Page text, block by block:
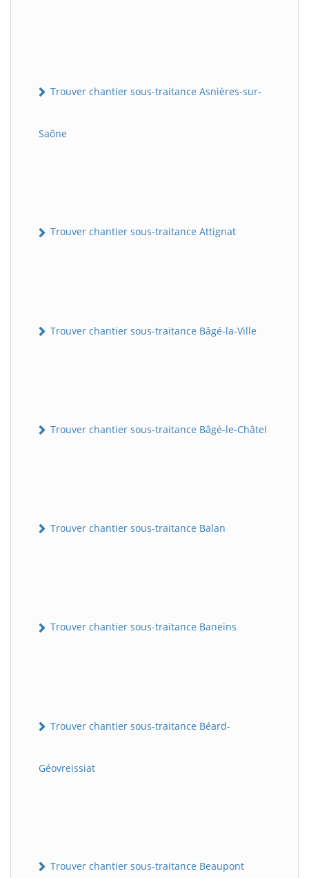
Trouver chantier sous-traitance Asnières-sur-
Saône
Trouver chantier sous-traitance Attignat
Trouver chantier sous-traitance Bâgé-la-Ville
Trouver chantier sous-traitance Bâgé-le-Châtel
Trouver chantier sous-traitance Balan
Trouver chantier sous-traitance Baneins
Trouver chantier sous-traitance Béard-
Géovreissiat
Trouver chantier sous-traitance Beaupont